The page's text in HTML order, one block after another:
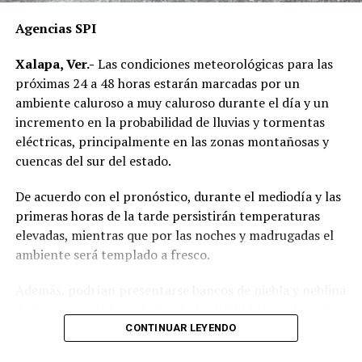
observó también en el incremento en las tasas de presas
y presos sin condena por cada 100 mil habitantes, muy
marcado a partir de 2019.
La organización afirmó la medida de prisión automática
ha reflejado impactos más severos en las mujeres y en
Por el contrario, ha generado incentivos perversos para
reducir los esfuerzos investigativos por parte de los
ministerios públicos, nulificar el rol de las Unidades
espacios de incertidumbre entre las personas
juzgadoras.
Agencias SPI
Xalapa, Ver.- Las condiciones meteorológicas para las
próximas 24 a 48 horas estarán marcadas por un
ambiente caluroso a muy caluroso durante el día y un
incremento en la probabilidad de lluvias y tormentas
eléctricas, principalmente en las zonas montañosas y
cuencas del sur del estado.
De acuerdo con el pronóstico, durante el mediodía y las
primeras horas de la tarde persistirán temperaturas
elevadas, mientras que por las noches y madrugadas el
ambiente será templado a fresco.
CONTINUAR LEYENDO